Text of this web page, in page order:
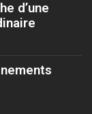
d’une